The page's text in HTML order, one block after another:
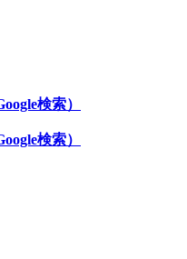
検索）
検索）